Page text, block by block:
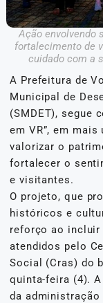
Ação envolvendo
fortalecimento de
cuidado com a
A Prefeitura de
Municipal de
(SMDET), segue
em VR”, em
valorizar o
fortalecer o
e visitantes.
O projeto, que
históricos e
reforço ao incluir
atendidos pelo
Social (Cras) do
quinta-feira (4).
da